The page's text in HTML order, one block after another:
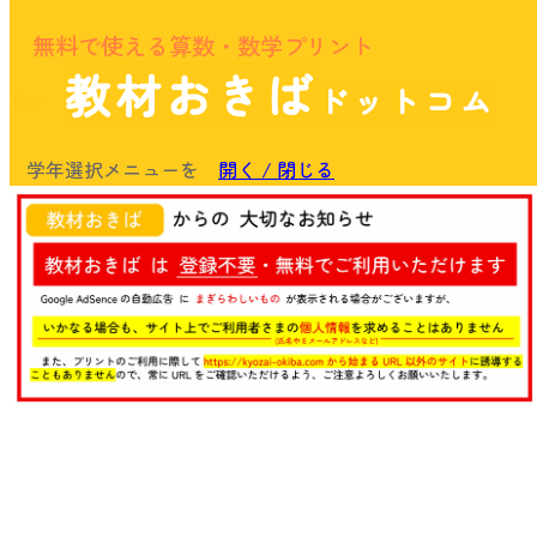
無料で使える算数・数学プリント
教材おきば ドットコム
学年選択メニューを 開く / 閉じる